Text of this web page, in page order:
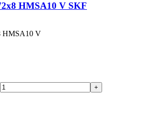
HMSA10 V SKF
HMSA10 V